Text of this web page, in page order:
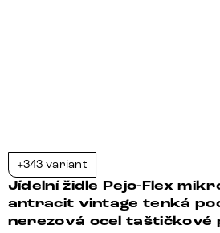
+343 variant
Jídelní židle Pejo-Flex
antracit vintage tenká
nerezová ocel taštičkové